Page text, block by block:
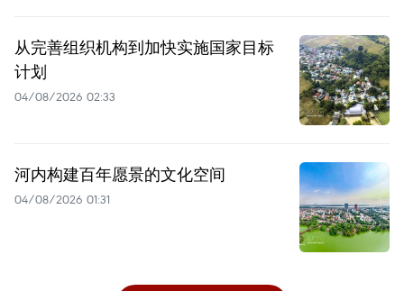
从完善组织机构到加快实施国家目标
计划
04/08/2026 02:33
河内构建百年愿景的文化空间
04/08/2026 01:31